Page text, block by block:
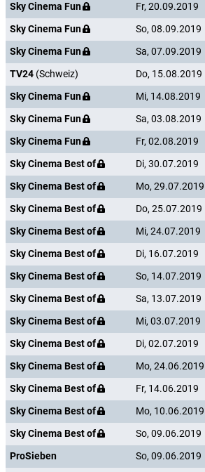
Sky Cinema Fun
Fr, 20.09.2019
Sky Cinema Fun
So, 08.09.2019
Sky Cinema Fun
Sa, 07.09.2019
TV24 (Schweiz) Do, 15.08.2019
Sky Cinema Fun
Mi, 14.08.2019
Sky Cinema Fun
Sa, 03.08.2019
Sky Cinema Fun
Fr, 02.08.2019
Sky Cinema Best of
Di, 30.07.2019
Sky Cinema Best of
Mo, 29.07.2019
Sky Cinema Best of
Do, 25.07.2019
Sky Cinema Best of
Mi, 24.07.2019
Sky Cinema Best of
Di, 16.07.2019
Sky Cinema Best of
So, 14.07.2019
Sky Cinema Best of
Sa, 13.07.2019
Sky Cinema Best of
Mi, 03.07.2019
Sky Cinema Best of
Di, 02.07.2019
Sky Cinema Best of
Mo, 24.06.2019
Sky Cinema Best of
Fr, 14.06.2019
Sky Cinema Best of
Mo, 10.06.2019
Sky Cinema Best of
So, 09.06.2019
ProSieben
So, 09.06.2019